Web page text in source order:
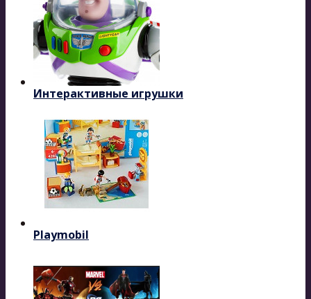
Интерактивные игрушки
Playmobil